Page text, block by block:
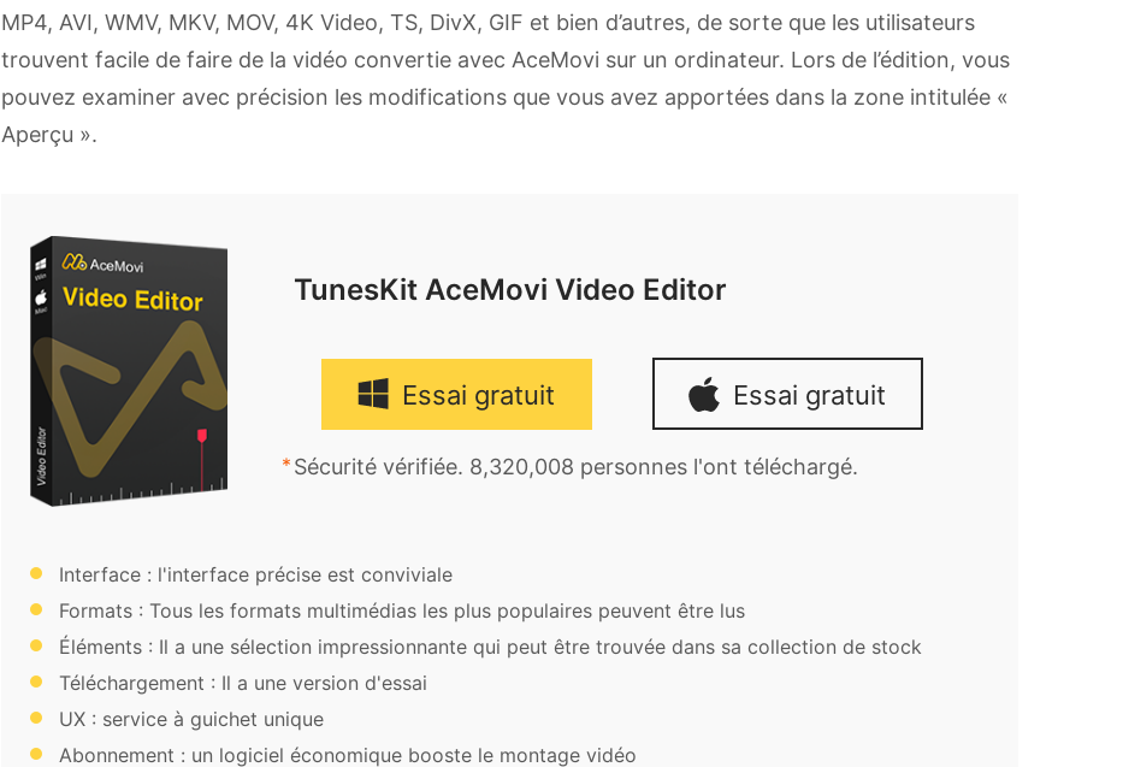
MP4, AVI, WMV, MKV, MOV, 4K Video, TS, DivX, GIF et bien d’autres, de sorte que les utilisateurs
trouvent facile de faire de la vidéo convertie avec AceMovi sur un ordinateur. Lors de l’édition, vous
pouvez examiner avec précision les modifications que vous avez apportées dans la zone intitulée «
Aperçu ».
TunesKit AceMovi Video Editor
Essai gratuit Essai gratuit
Sécurité vérifiée. 8,320,008 personnes l'ont téléchargé.
Interface : l'interface précise est conviviale
Formats : Tous les formats multimédias les plus populaires peuvent être lus
Éléments : Il a une sélection impressionnante qui peut être trouvée dans sa collection de stock
Téléchargement : Il a une version d'essai
UX : service à guichet unique
Abonnement : un logiciel économique booste le montage vidéo